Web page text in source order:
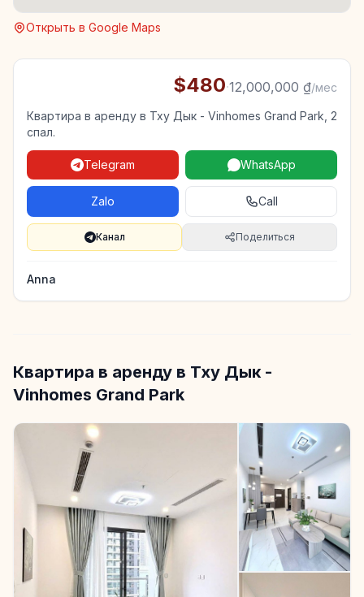
Открыть в Google Maps
$480·12,000,000 ₫/мес
Квартира в аренду в Тху Дык - Vinhomes Grand Park, 2
спал.
Telegram WhatsApp
Zalo Call
Канал Поделиться
Anna
Квартира в аренду в Тху Дык -
Vinhomes Grand Park